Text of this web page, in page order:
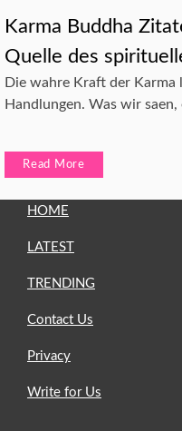
Karma Buddha
Quelle des
Die wahre Kraft der Karma
Handlungen. Was wir
Read More
HOME
LATEST
TRENDING
Contact Us
Privacy
Write for Us